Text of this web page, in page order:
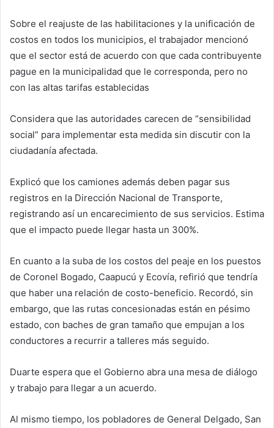
Sobre el reajuste de las habilitaciones y la unificación de
costos en todos los municipios, el trabajador mencionó
que el sector está de acuerdo con que cada contribuyente
pague en la municipalidad que le corresponda, pero no
con las altas tarifas establecidas
Considera que las autoridades carecen de “sensibilidad
social” para implementar esta medida sin discutir con la
ciudadanía afectada.
Explicó que los camiones además deben pagar sus
registros en la Dirección Nacional de Transporte,
registrando así un encarecimiento de sus servicios. Estima
que el impacto puede llegar hasta un 300%.
En cuanto a la suba de los costos del peaje en los puestos
de Coronel Bogado, Caapucú y Ecovía, refirió que tendría
que haber una relación de costo-beneficio. Recordó, sin
embargo, que las rutas concesionadas están en pésimo
estado, con baches de gran tamaño que empujan a los
conductores a recurrir a talleres más seguido.
Duarte espera que el Gobierno abra una mesa de diálogo
y trabajo para llegar a un acuerdo.
Al mismo tiempo, los pobladores de General Delgado, San